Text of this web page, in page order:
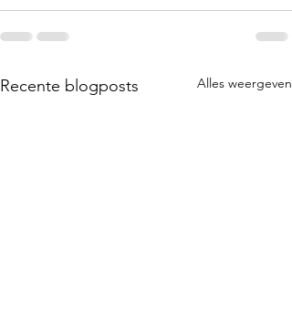
Recente blogposts Alles weergeven